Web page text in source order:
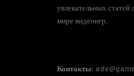
увлекательных
мире видеоигр.
Контакты: